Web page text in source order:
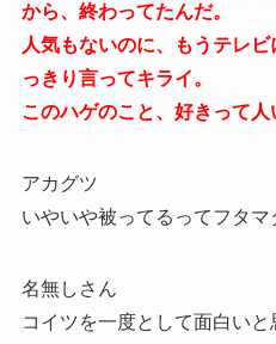
から、終わってたんだ。
人気もないのに、もうテレ
っきり言ってキライ。
このハゲのこと、好きって人
アカグツ
いやいや被ってるってフタマ
名無しさん
コイツを一度として面白いと